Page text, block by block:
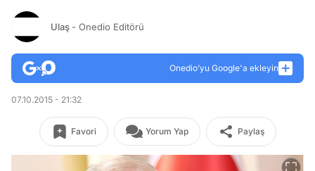
Ulaş - Onedio Editörü
Onedio’yu Google'a ekleyin
07.10.2015 - 21:32
Favori Yorum Yap Paylaş